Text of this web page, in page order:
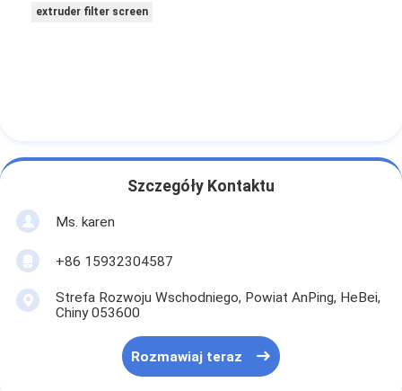
extruder filter screen
Szczegóły Kontaktu
Ms. karen
+86 15932304587
Strefa Rozwoju Wschodniego, Powiat AnPing, HeBei,
Chiny 053600
Rozmawiaj teraz